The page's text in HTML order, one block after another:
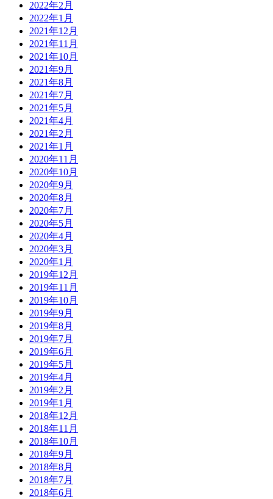
2022年2月
2022年1月
2021年12月
2021年11月
2021年10月
2021年9月
2021年8月
2021年7月
2021年5月
2021年4月
2021年2月
2021年1月
2020年11月
2020年10月
2020年9月
2020年8月
2020年7月
2020年5月
2020年4月
2020年3月
2020年1月
2019年12月
2019年11月
2019年10月
2019年9月
2019年8月
2019年7月
2019年6月
2019年5月
2019年4月
2019年2月
2019年1月
2018年12月
2018年11月
2018年10月
2018年9月
2018年8月
2018年7月
2018年6月